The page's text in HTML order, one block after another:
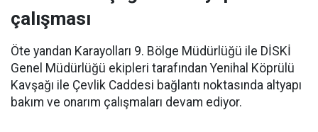
çalışması
Öte yandan Karayolları 9. Bölge Müdürlüğü ile DİSKİ
Genel Müdürlüğü ekipleri tarafından Yenihal Köprülü
Kavşağı ile Çevlik Caddesi bağlantı noktasında altyapı
bakım ve onarım çalışmaları devam ediyor.